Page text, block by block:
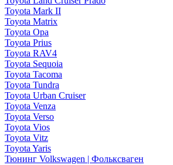
Toyota Mark II
Toyota Matrix
Toyota Opa
Toyota Prius
Toyota RAV4
Toyota Sequoia
Toyota Tacoma
Toyota Tundra
Toyota Urban Cruiser
Toyota Venza
Toyota Verso
Toyota Vios
Toyota Vitz
Toyota Yaris
Тюнинг Volkswagen | Фольксваген